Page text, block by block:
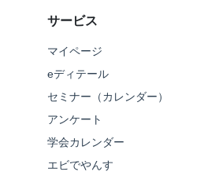
サービス
マイページ
eディテール
セミナー（カレンダー）
アンケート
学会カレンダー
エビでやんす